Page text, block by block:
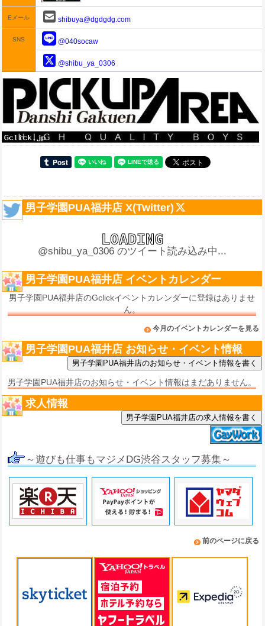
Eメール shibuya@dgdgdg.com
SNS @040socaw
@shibu_ya_0306
男子学園PUA福井店 X(Twitter)
@shibu_ya_0306 のツイート読み込み中...
男子学園PUA福井店 イベントカレンダー
男子学園PUA福井店のGclickイベントカレンダーに登録はありませ
ん。
今月のイベントカレンダーを見る
男子学園PUA福井店 お知らせ・イベント情報
男子学園PUA福井店のお知らせ・イベント情報はまだありません。
求人情報
男子学園PUA福井店の求人情報を書く
～遊びも仕事もマジメDG渋谷スタッフ募集～
前のページに戻る